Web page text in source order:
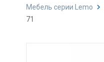
Мебель серии Lemo
71